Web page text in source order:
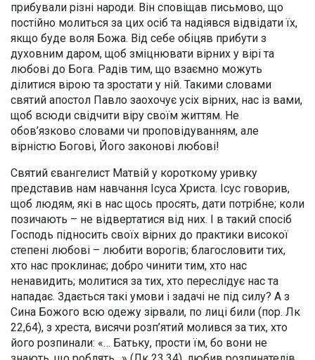
прибували різні народи. Він сповіщав письмово, що
постійно молиться за цих осіб та надіявся відвідати їх,
якщо буде воля Божа. Від себе обіцяв прибути з
духовним даром, щоб зміцнювати вірних у вірі та
любові до Бога. Радів тим, що взаємно можуть
ділитися вірою та зростати у ній. Такими словами
святий апостол Павло заохочує усіх вірних, нас із вами,
щоб всюди свідчити віру своїм життям. Не
обов’язково словами чи проповідуванням, але
вірністю Богові, Його законові любові!
Святий євангелист Матвій у короткому уривку
представив нам навчання Ісуса Христа. Ісус говорив,
щоб людям, які в нас щось просять, дати потрібне; коли
позичають – не відвертатися від них. І в такий спосіб
Господь підносить своїх вірних до практики високої
степені любові – любити ворогів; благословити тих,
хто нас проклинає; добро чинити тим, хто нас
ненавидить; молитися за тих, хто переслідує нас та
нападає. Здається такі умови і задачі не під силу? А з
Сина Божого всю одежу зірвали, по лиці били (пор. Лк
22,64), з хреста, висячи розп’ятий молився за тих, хто
його розпинали: «… Батьку, прости їм, бо вони не